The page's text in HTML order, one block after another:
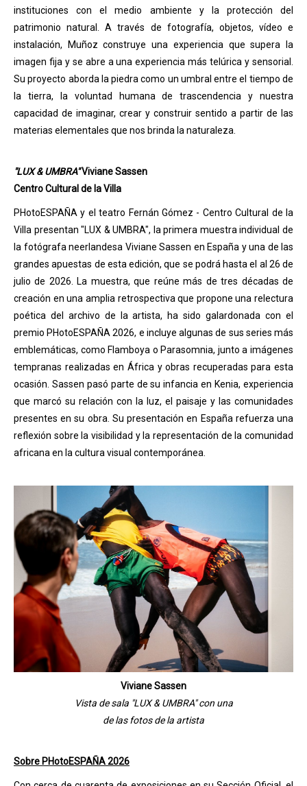
instituciones con el medio ambiente y la protección del
patrimonio natural. A través de fotografía, objetos, vídeo e
instalación, Muñoz construye una experiencia que supera la
imagen fija y se abre a una experiencia más telúrica y sensorial.
Su proyecto aborda la piedra como un umbral entre el tiempo de
la tierra, la voluntad humana de trascendencia y nuestra
capacidad de imaginar, crear y construir sentido a partir de las
materias elementales que nos brinda la naturaleza.
"LUX & UMBRA"Viviane Sassen
Centro Cultural de la Villa
PHotoESPAÑA y el teatro Fernán Gómez - Centro Cultural de la
Villa presentan "LUX & UMBRA", la primera muestra individual de
la fotógrafa neerlandesa Viviane Sassen en España y una de las
grandes apuestas de esta edición, que se podrá hasta el al 26 de
julio de 2026. La muestra, que reúne más de tres décadas de
creación en una amplia retrospectiva que propone una relectura
poética del archivo de la artista, ha sido galardonada con el
premio PHotoESPAÑA 2026, e incluye algunas de sus series más
emblemáticas, como Flamboya o Parasomnia, junto a imágenes
tempranas realizadas en África y obras recuperadas para esta
ocasión. Sassen pasó parte de su infancia en Kenia, experiencia
que marcó su relación con la luz, el paisaje y las comunidades
presentes en su obra. Su presentación en España refuerza una
reflexión sobre la visibilidad y la representación de la comunidad
africana en la cultura visual contemporánea.
Viviane Sassen
Vista de sala "LUX & UMBRA" con una
de las fotos de la artista
Sobre PHotoESPAÑA 2026